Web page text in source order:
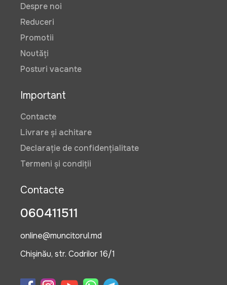
Despre noi
Reduceri
Promotii
Noutăți
Posturi vacante
Important
Contacte
Livrare și achitare
Declarație de confidențialitate
Termeni și condiții
Contacte
060411511
online@muncitorul.md
Chișinău, str. Codrilor 16/1